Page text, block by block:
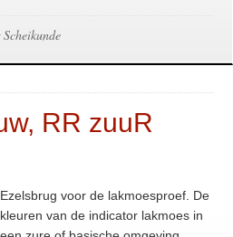
Scheikunde
RR zuuR
Ezelsbrug voor de lakmoesproef. De
kleuren van de indicator lakmoes in